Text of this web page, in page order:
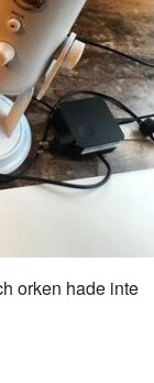
orken hade inte